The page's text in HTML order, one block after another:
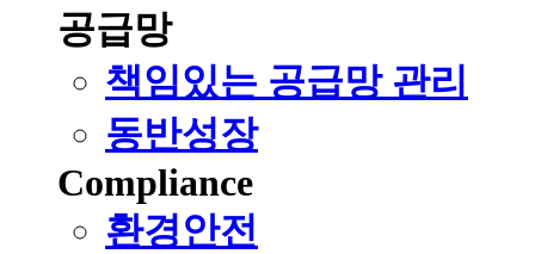
공급망
책임있는 공급망 관리
동반성장
Compliance
환경안전